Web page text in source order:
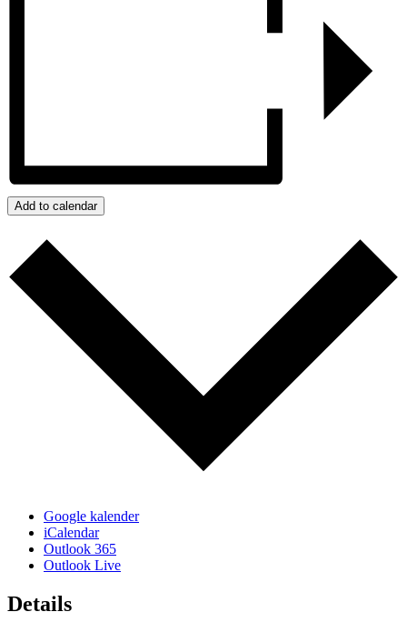
Add to calendar
Google kalender
iCalendar
Outlook 365
Outlook Live
Details